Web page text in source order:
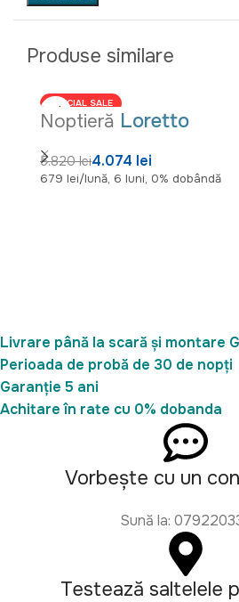
Produse similare
SPECIAL SALE
Noptieră Loretto
5.820 lei4.074 lei
679 lei/lună, 6 luni, 0% dobândă
Livrare până la scară și montare
Perioada de probă de 30 de nopți
Garanție 5 ani
Achitare în rate cu 0% dobanda
Vorbește cu un
Sună la:
Testează saltelele